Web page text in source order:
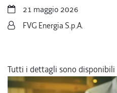
21 maggio 2026
FVG Energia S.p.A.
Tutti i dettagli sono disponibili